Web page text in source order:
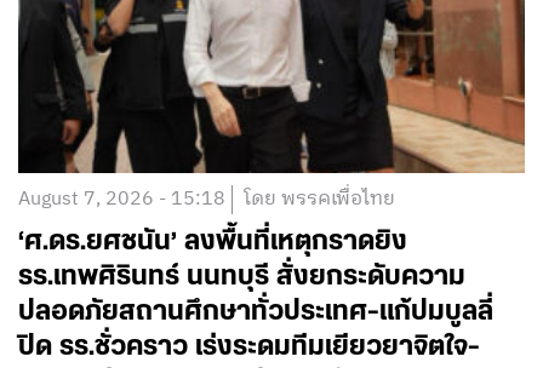
August 7, 2026 - 15:18 โดย พรรคเพื่อไทย
‘ศ.ดร.ยศชนัน’ ลงพื้นที่เหตุกราดยิง
รร.เทพศิรินทร์ นนทบุรี สั่งยกระดับความ
ปลอดภัยสถานศึกษาทั่วประเทศ-แก้ปมบูลลี่
ปิด รร.ชั่วคราว เร่งระดมทีมเยียวยาจิตใจ-